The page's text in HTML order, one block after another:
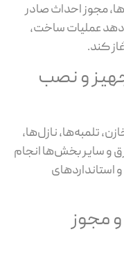
احداث صادر
عملیات ساخت،
و نصب
نازل‌ها،
سایر بخش‌ها انجام